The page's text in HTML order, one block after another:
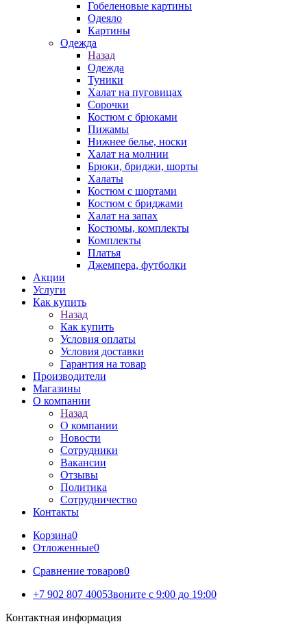
Гобеленовые картины
Одеяло
Картины
Одежда
Назад
Одежда
Туники
Халат на пуговицах
Сорочки
Костюм с брюками
Пижамы
Нижнее белье, носки
Халат на молнии
Брюки, бриджи, шорты
Халаты
Костюм с шортами
Костюм с бриджами
Халат на запах
Костюмы, комплекты
Комплекты
Платья
Джемпера, футболки
Акции
Услуги
Как купить
Назад
Как купить
Условия оплаты
Условия доставки
Гарантия на товар
Производители
Магазины
О компании
Назад
О компании
Новости
Сотрудники
Вакансии
Отзывы
Политика
Сотрудничество
Контакты
Корзина0
Отложенные0
Сравнение товаров0
+7 902 807 4005Звоните с 9:00 до 19:00
Контактная информация